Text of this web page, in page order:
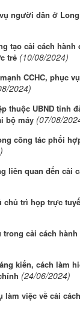
người dân ở
tạo cải cách hành
trẻ (10/08/2024)
CCHC, phục
2024)
thuộc UBND tỉnh
bộ máy (07/08/
công tác phối
liên quan đến cải
trì họp trực
trong cải cách
kiến, cách làm
(24/06/2024)
làm việc về cải